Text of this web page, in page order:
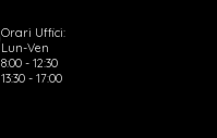
Orari Uffici:
Lun-Ven
8:00 - 12:30
13:30 - 17:00